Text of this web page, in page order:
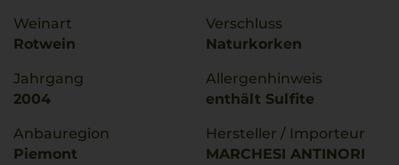
Weinart
Rotwein
Jahrgang
2004
Anbauregion
Piemont
Verschluss
Naturkorken
Allergenhinweis
enthält Sulfite
Hersteller / Importeur
MARCHESI ANTINORI